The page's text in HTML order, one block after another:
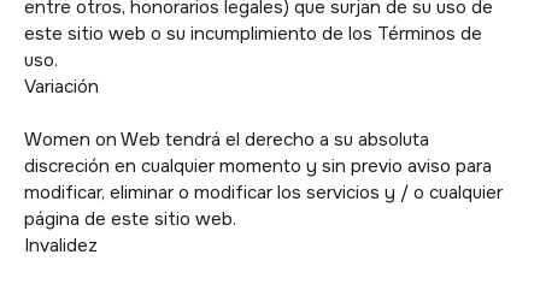
entre otros, honorarios legales) que surjan de su uso de
este sitio web o su incumplimiento de los Términos de
uso.
Variación
Women on Web tendrá el derecho a su absoluta
discreción en cualquier momento y sin previo aviso para
modificar, eliminar o modificar los servicios y / o cualquier
página de este sitio web.
Invalidez